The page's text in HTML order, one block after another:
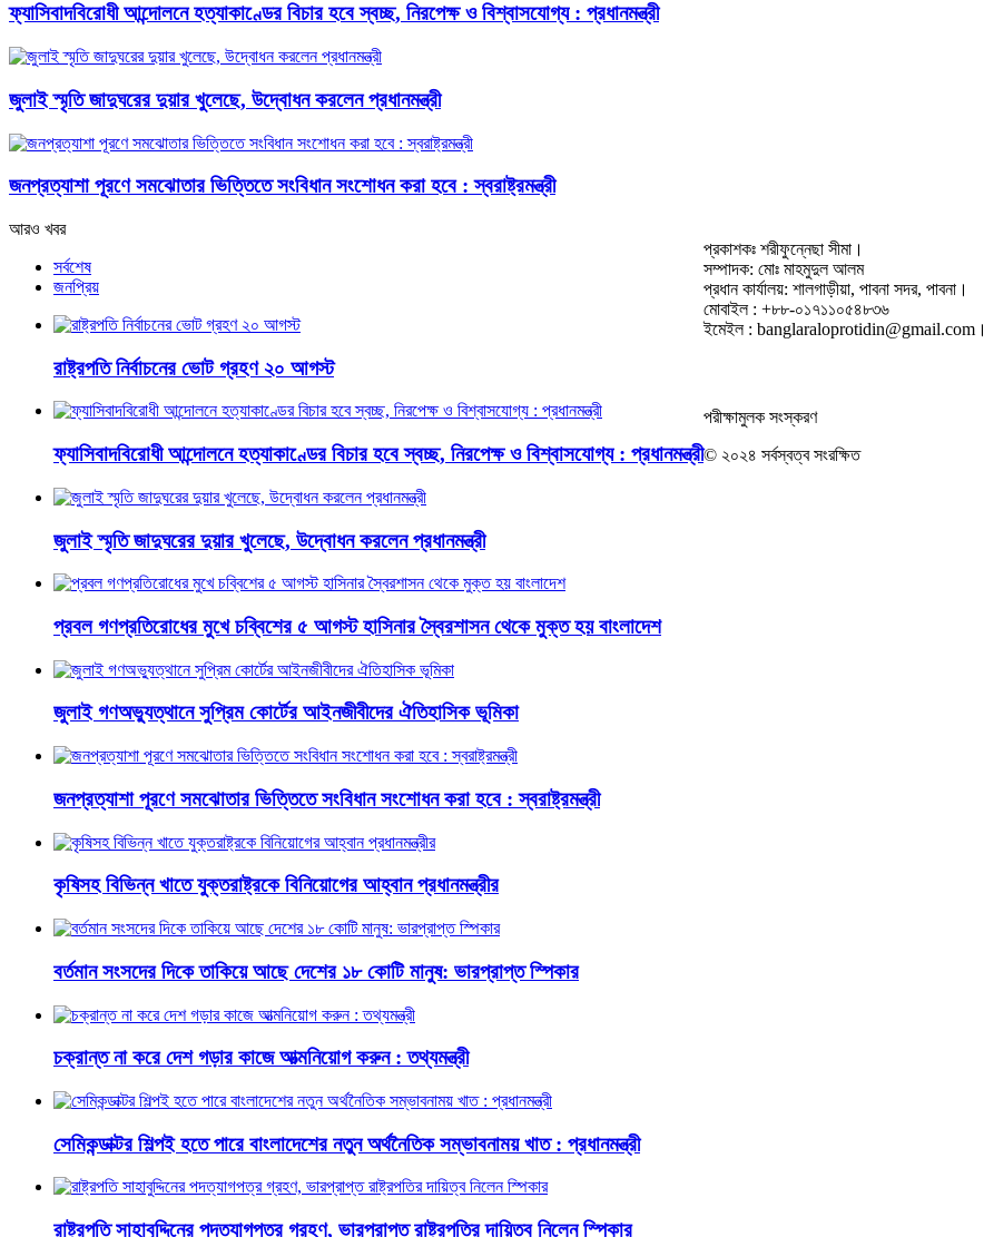
ফ্যাসিবাদবিরোধী আন্দোলনে হত্যাকাণ্ডের বিচার হবে স্বচ্ছ, নিরপেক্ষ ও বিশ্বাসযোগ্য : প্রধানমন্ত্রী
জুলাই স্মৃতি জাদুঘরের দুয়ার খুলেছে, উদ্বোধন করলেন প্রধানমন্ত্রী
জনপ্রত্যাশা পূরণে সমঝোতার ভিত্তিতে সংবিধান সংশোধন করা হবে : স্বরাষ্ট্রমন্ত্রী
আরও খবর
সর্বশেষ
জনপ্রিয়
রাষ্ট্রপতি নির্বাচনের ভোট গ্রহণ ২০ আগস্ট
ফ্যাসিবাদবিরোধী আন্দোলনে হত্যাকাণ্ডের বিচার হবে স্বচ্ছ, নিরপেক্ষ ও বিশ্বাসযোগ্য : প্রধানমন্ত্রী
জুলাই স্মৃতি জাদুঘরের দুয়ার খুলেছে, উদ্বোধন করলেন প্রধানমন্ত্রী
প্রবল গণপ্রতিরোধের মুখে চব্বিশের ৫ আগস্ট হাসিনার স্বৈরশাসন থেকে মুক্ত হয় বাংলাদেশ
জুলাই গণঅভ্যুত্থানে সুপ্রিম কোর্টের আইনজীবীদের ঐতিহাসিক ভূমিকা
জনপ্রত্যাশা পূরণে সমঝোতার ভিত্তিতে সংবিধান সংশোধন করা হবে : স্বরাষ্ট্রমন্ত্রী
কৃষিসহ বিভিন্ন খাতে যুক্তরাষ্ট্রকে বিনিয়োগের আহ্বান প্রধানমন্ত্রীর
বর্তমান সংসদের দিকে তাকিয়ে আছে দেশের ১৮ কোটি মানুষ: ভারপ্রাপ্ত স্পিকার
চক্রান্ত না করে দেশ গড়ার কাজে আত্মনিয়োগ করুন : তথ্যমন্ত্রী
সেমিকন্ডাক্টর শিল্পই হতে পারে বাংলাদেশের নতুন অর্থনৈতিক সম্ভাবনাময় খাত : প্রধানমন্ত্রী
রাষ্ট্রপতি সাহাবুদ্দিনের পদত্যাগপত্র গ্রহণ, ভারপ্রাপ্ত রাষ্ট্রপতির দায়িত্ব নিলেন স্পিকার
প্রকাশকঃ শরীফুন্নেছা সীমা।
সম্পাদক: মোঃ মাহমুদুল আলম
প্রধান কার্যালয়: শালগাড়ীয়া, পাবনা সদর, পাবনা।
মোবাইল : +৮৮-০১৭১১০৫৪৮৩৬
ইমেইল : banglaraloprotidin@gmail.com।
পরীক্ষামুলক সংস্করণ
© ২০২৪ সর্বস্বত্ব সংরক্ষিত